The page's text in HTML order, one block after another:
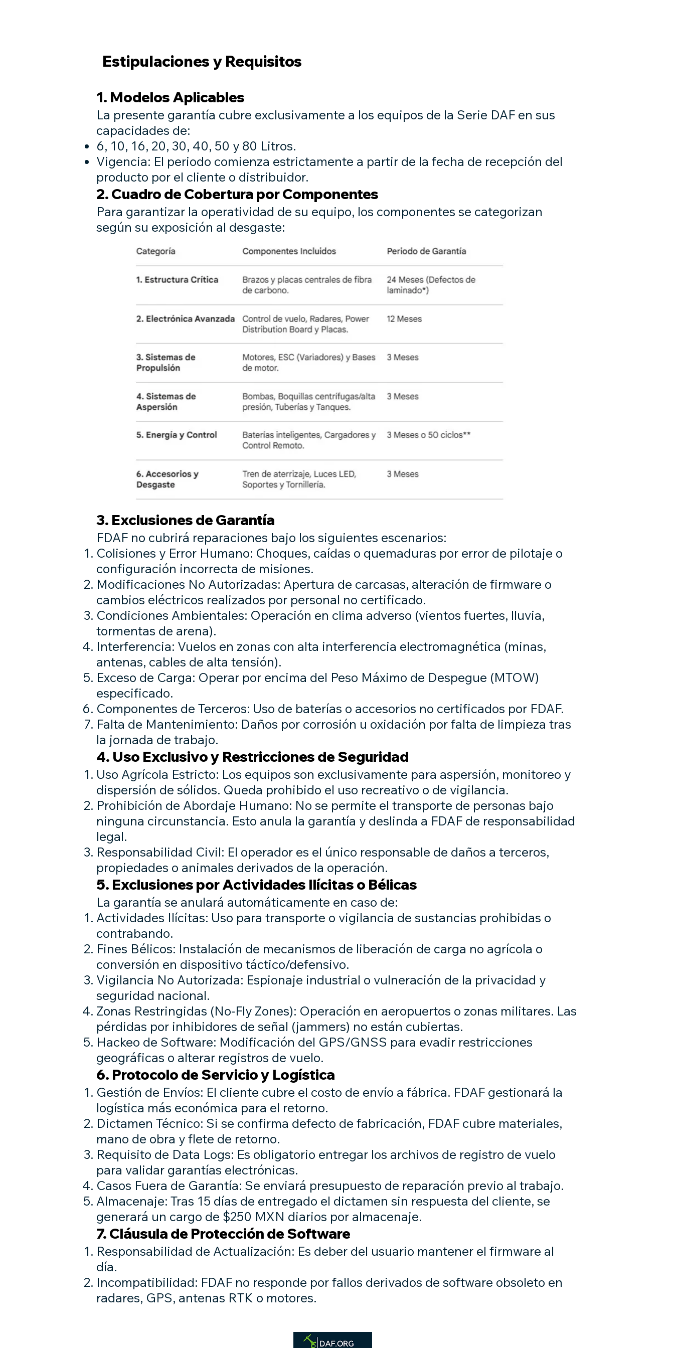
Estipulaciones y Requisitos
1. Modelos Aplicables
La presente garantía cubre exclusivamente a los equipos de la Serie DAF en sus
capacidades de:
6, 10, 16, 20, 30, 40, 50 y 80 Litros.
Vigencia: El periodo comienza estrictamente a partir de la fecha de recepción del
producto por el cliente o distribuidor.
2. Cuadro de Cobertura por Componentes
Para garantizar la operatividad de su equipo, los componentes se categorizan
según su exposición al desgaste:
3. Exclusiones de Garantía
FDAF no cubrirá reparaciones bajo los siguientes escenarios:
Colisiones y Error Humano: Choques, caídas o quemaduras por error de pilotaje o
configuración incorrecta de misiones.
Modificaciones No Autorizadas: Apertura de carcasas, alteración de firmware o
cambios eléctricos realizados por personal no certificado.
Condiciones Ambientales: Operación en clima adverso (vientos fuertes, lluvia,
tormentas de arena).
Interferencia: Vuelos en zonas con alta interferencia electromagnética (minas,
antenas, cables de alta tensión).
Exceso de Carga: Operar por encima del Peso Máximo de Despegue (MTOW)
especificado.
Componentes de Terceros: Uso de baterías o accesorios no certificados por FDAF.
Falta de Mantenimiento: Daños por corrosión u oxidación por falta de limpieza tras
la jornada de trabajo.
4. Uso Exclusivo y Restricciones de Seguridad
Uso Agrícola Estricto: Los equipos son exclusivamente para aspersión, monitoreo y
dispersión de sólidos. Queda prohibido el uso recreativo o de vigilancia.
Prohibición de Abordaje Humano: No se permite el transporte de personas bajo
ninguna circunstancia. Esto anula la garantía y deslinda a FDAF de responsabilidad
legal.
Responsabilidad Civil: El operador es el único responsable de daños a terceros,
propiedades o animales derivados de la operación.
5. Exclusiones por Actividades Ilícitas o Bélicas
La garantía se anulará automáticamente en caso de:
Actividades Ilícitas: Uso para transporte o vigilancia de sustancias prohibidas o
contrabando.
Fines Bélicos: Instalación de mecanismos de liberación de carga no agrícola o
conversión en dispositivo táctico/defensivo.
Vigilancia No Autorizada: Espionaje industrial o vulneración de la privacidad y
seguridad nacional.
Zonas Restringidas (No-Fly Zones): Operación en aeropuertos o zonas militares. Las
pérdidas por inhibidores de señal (jammers) no están cubiertas.
Hackeo de Software: Modificación del GPS/GNSS para evadir restricciones
geográficas o alterar registros de vuelo.
6. Protocolo de Servicio y Logística
Gestión de Envíos: El cliente cubre el costo de envío a fábrica. FDAF gestionará la
logística más económica para el retorno.
Dictamen Técnico: Si se confirma defecto de fabricación, FDAF cubre materiales,
mano de obra y flete de retorno.
Requisito de Data Logs: Es obligatorio entregar los archivos de registro de vuelo
para validar garantías electrónicas.
Casos Fuera de Garantía: Se enviará presupuesto de reparación previo al trabajo.
Almacenaje: Tras 15 días de entregado el dictamen sin respuesta del cliente, se
generará un cargo de $250 MXN diarios por almacenaje.
7. Cláusula de Protección de Software
Responsabilidad de Actualización: Es deber del usuario mantener el firmware al
día.
Incompatibilidad: FDAF no responde por fallos derivados de software obsoleto en
radares, GPS, antenas RTK o motores.